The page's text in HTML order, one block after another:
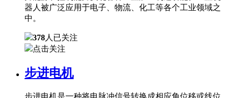
器人被广泛应用于电子、物流、化工等各个工业领域之
中。
378人已关注
点击关注
步进电机